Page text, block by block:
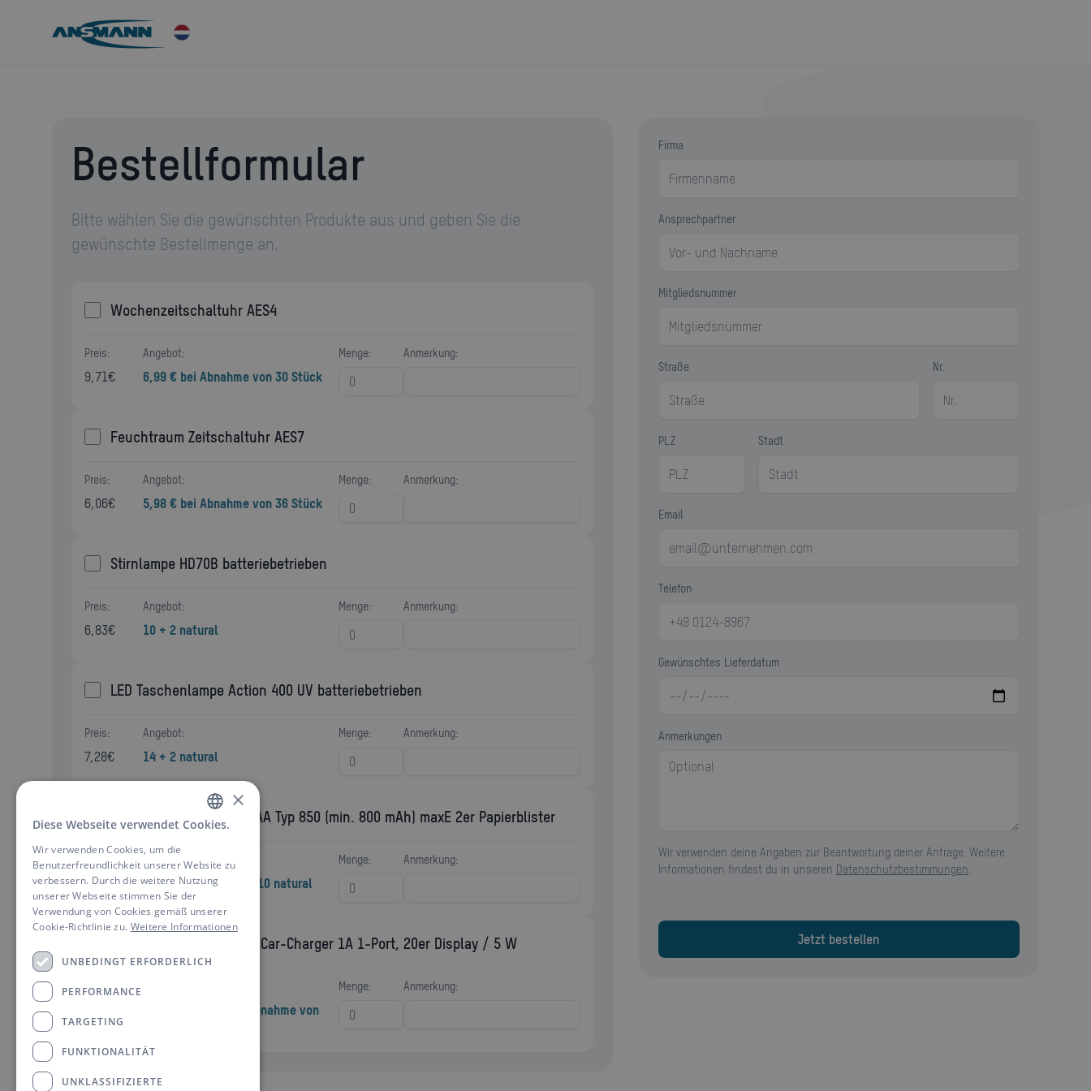
Bestellformular
Bitte wählen Sie die gewünschten Produkte aus und geben Sie die
gewünschte Bestellmenge an.
Wochenzeitschaltuhr AES4
Preis:
9,71€
Angebot:
6,99 € bei Abnahme von 30 Stück
Menge: Anmerkung:
Feuchtraum Zeitschaltuhr AES7
Preis:
6,06€
Angebot:
5,98 € bei Abnahme von 36 Stück
Menge: Anmerkung:
Stirnlampe HD70B batteriebetrieben
Preis:
6,83€
Angebot:
10 + 2 natural
Menge: Anmerkung:
LED Taschenlampe Action 400 UV batteriebetrieben
Preis:
7,28€
Angebot:
14 + 2 natural
Menge: Anmerkung:
Dect NiMH Akku Micro AAA Typ 850 (min. 800 mAh) maxE 2er Papierblister
Preis:
3,81€
Angebot:
20 + 4 natural / 50 + 10 natural
Menge: Anmerkung:
KFZ-USB-Ladegerät USB Car-Charger 1A 1-Port, 20er Display / 5 W
Preis:
1,60 € je Stück bei Abnahme von
Menge: Anmerkung:
Firma
Ansprechpartner
Mitgliedsnummer
Straße Nr.
PLZ Stadt
Email
Telefon
Gewünschtes Lieferdatum
Anmerkungen
Wir verwenden deine Angaben zur Beantwortung deiner Anfrage. Weitere
Informationen findest du in unseren Datenschutzbestimmungen
GERMAN
ENGLISH
×
Diese Webseite verwendet Cookies.
Wir verwenden Cookies, um die
Benutzerfreundlichkeit unserer Website zu
verbessern. Durch die weitere Nutzung
unserer Webseite stimmen Sie der
Verwendung von Cookies gemäß unserer
Cookie-Richtlinie zu. Weitere Informationen
UNBEDINGT ERFORDERLICH
PERFORMANCE
TARGETING
FUNKTIONALITÄT
UNKLASSIFIZIERTE